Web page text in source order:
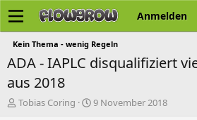
Anmelden
Kein Thema - wenig Regeln
ADA - IAPLC disqualifiziert
aus 2018
E
Tobias Coring
E
9 November 2018